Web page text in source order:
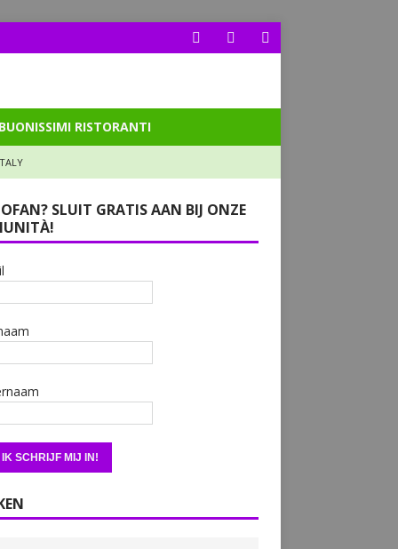
RISTORANTI
SLUIT GRATIS AAN BIJ ONZE